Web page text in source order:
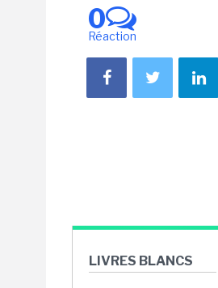
0
Réaction
LIVRES BLANCS